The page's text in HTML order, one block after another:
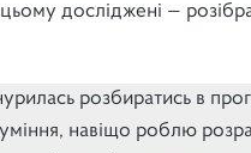
досліджені —
розбиратись в
навіщо роблю